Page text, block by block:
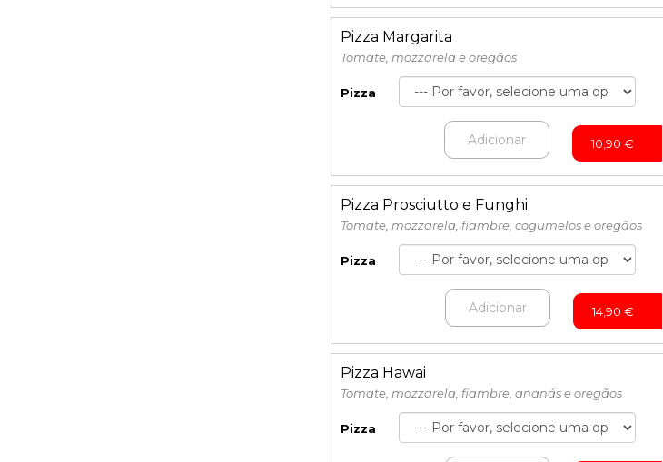
Pizza Margarita
Tomate, mozzarela e oregãos
Pizza
10,90 €
Adicionar
Pizza Prosciutto e Funghi
Tomate, mozzarela, fiambre, cogumelos e oregãos
Pizza
14,90 €
Adicionar
Pizza Hawai
Tomate, mozzarela, fiambre, ananás e oregãos
Pizza